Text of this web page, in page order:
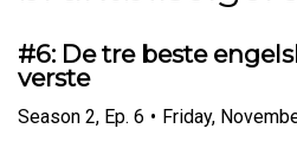
#6: De tre beste
verste
Season 2, Ep. 6 • Friday,